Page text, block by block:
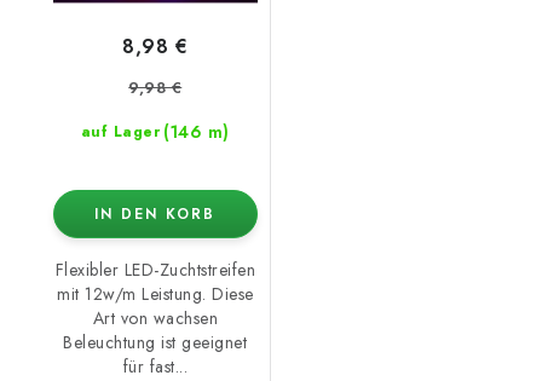
auf Lager (146 m)
8,98 €
9,98 €
IN DEN KORB
Flexibler LED-Zuchtstreifen
mit 12w/m Leistung. Diese
Art von wachsen
Beleuchtung ist geeignet
für fast...